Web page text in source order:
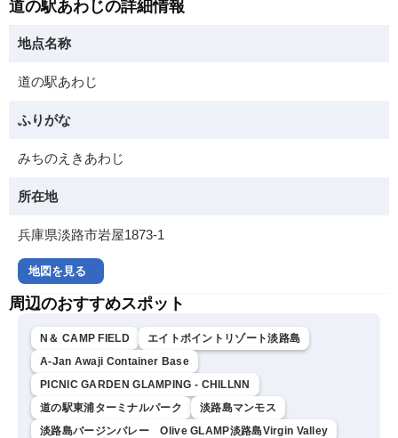
道の駅あわじの詳細情報
地点名称
道の駅あわじ
ふりがな
みちのえきあわじ
所在地
兵庫県淡路市岩屋1873-1
地図を見る
周辺のおすすめスポット
N＆ CAMP FIELD
エイトポイントリゾート淡路島
A-Jan Awaji Container Base
PICNIC GARDEN GLAMPING - CHILLNN
道の駅東浦ターミナルパーク
淡路島マンモス
淡路島バージンバレー Olive GLAMP淡路島Virgin Valley